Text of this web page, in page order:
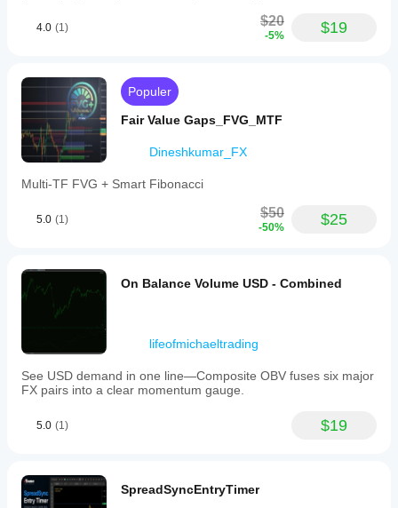
4.0 (1) $20
-5% $19
Populer
Fair Value Gaps_FVG_MTF
Dineshkumar_FX
Multi-TF FVG + Smart Fibonacci
5.0 (1) $50
-50% $25
On Balance Volume USD - Combined
lifeofmichaeltrading
See USD demand in one line—Composite OBV fuses six major
FX pairs into a clear momentum gauge.
5.0 (1) $19
SpreadSyncEntryTimer